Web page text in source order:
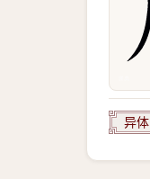
异体